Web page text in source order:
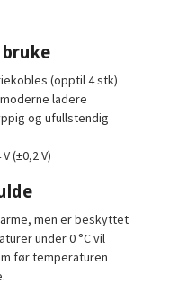
bruke
(opptil 4 stk)
ladere
og ufullstendig
(±0,2 V)
, men er beskyttet
under 0 °C vil
før temperaturen